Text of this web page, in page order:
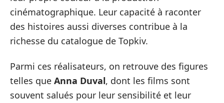
cinématographique. Leur capacité à raconter
des histoires aussi diverses contribue à la
richesse du catalogue de Topkiv.
Parmi ces réalisateurs, on retrouve des figures
telles que Anna Duval, dont les films sont
souvent salués pour leur sensibilité et leur